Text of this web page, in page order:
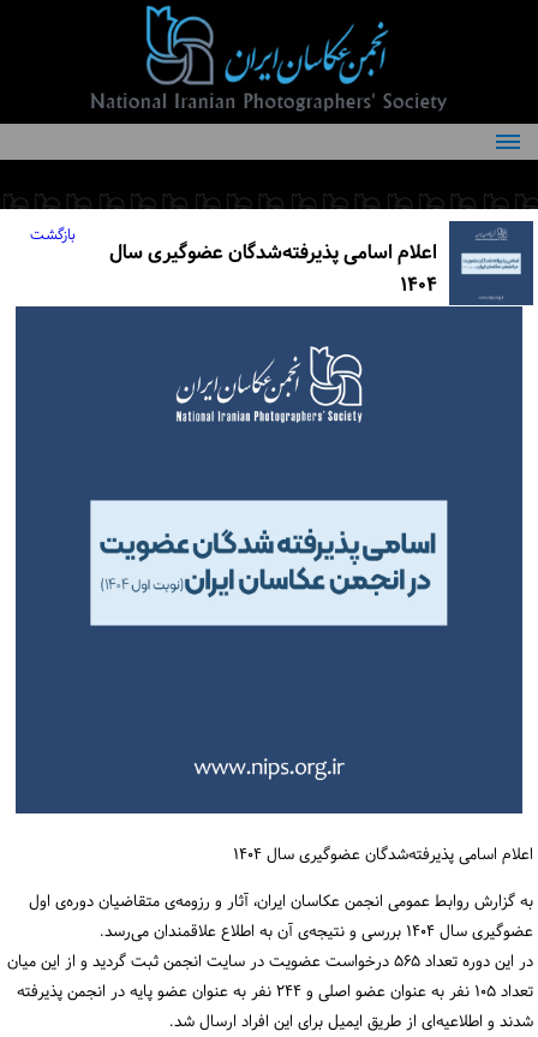
درباره انجمن
کمیته‌های انجمن
اعضاء انجمن
شرایط عضویت
اخبار
مقالات
ورود / ثبت‌نام
خرید کتاب
بازگشت
اعلام اسامی پذیرفته‌شدگان عضوگیری سال
۱۴۰۴
اعلام اسامی پذیرفته‌شدگان عضوگیری سال ۱۴۰۴
به گزارش روابط عمومی انجمن عکاسان ایران، آثار و رزومه‌ی متقاضیان دوره‌ی اول
عضوگیری سال ۱۴۰۴ بررسی و نتیجه‌ی آن به اطلاع علاقمندان می‌رسد.
در این دوره تعداد ۵۶۵ درخواست عضویت در سایت انجمن ثبت گردید و از این میان
تعداد ۱۰۵ نفر به عنوان عضو اصلی و ۲۴۴ نفر به عنوان عضو پایه در انجمن پذیرفته
شدند و اطلاعیه‌ای از طریق ایمیل برای این افراد ارسال شد.